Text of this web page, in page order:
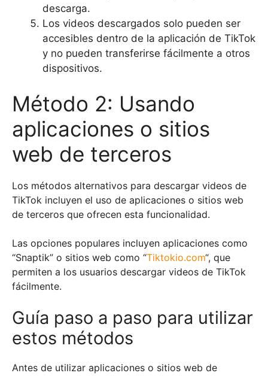
descarga.
Los videos descargados solo pueden ser
accesibles dentro de la aplicación de TikTok
y no pueden transferirse fácilmente a otros
dispositivos.
Método 2: Usando
aplicaciones o sitios
web de terceros
Los métodos alternativos para descargar videos de
TikTok incluyen el uso de aplicaciones o sitios web
de terceros que ofrecen esta funcionalidad.
Las opciones populares incluyen aplicaciones como
“Snaptik” o sitios web como “Tiktokio.com“, que
permiten a los usuarios descargar videos de TikTok
fácilmente.
Guía paso a paso para utilizar
estos métodos
Antes de utilizar aplicaciones o sitios web de